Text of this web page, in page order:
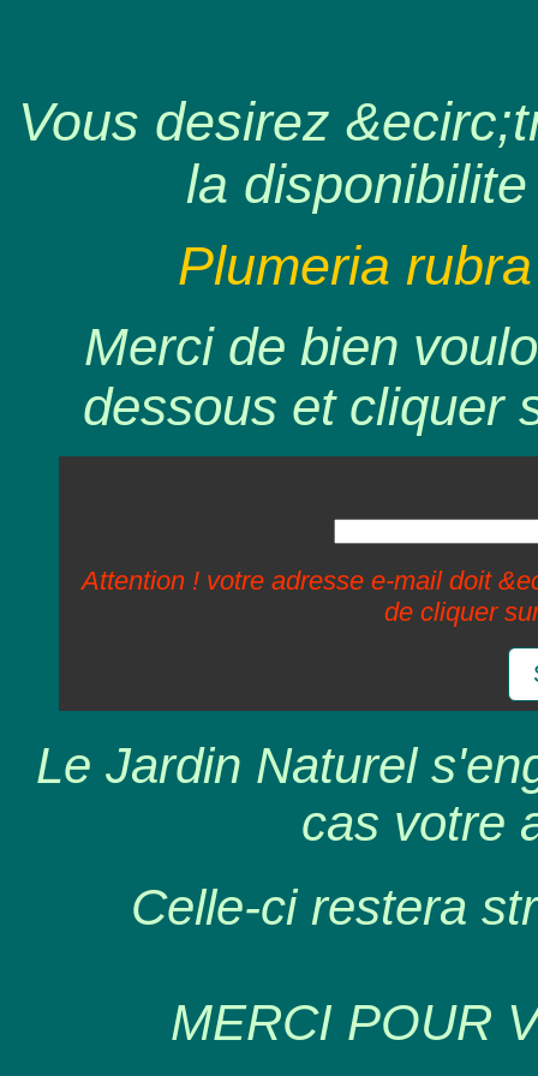
Vous desirez
la
Plumeria
Merci de bien
dessous et cliquer
Attention ! votre adresse e-mail doit
de cliquer
Le Jardin Naturel
cas votre
Celle-ci restera
MERCI POUR